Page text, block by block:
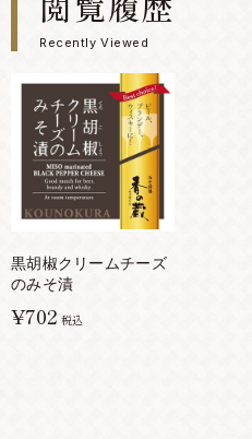
閲覧履歴
Recently Viewed
黒胡椒クリームチーズ
のみそ漬
¥702 税込